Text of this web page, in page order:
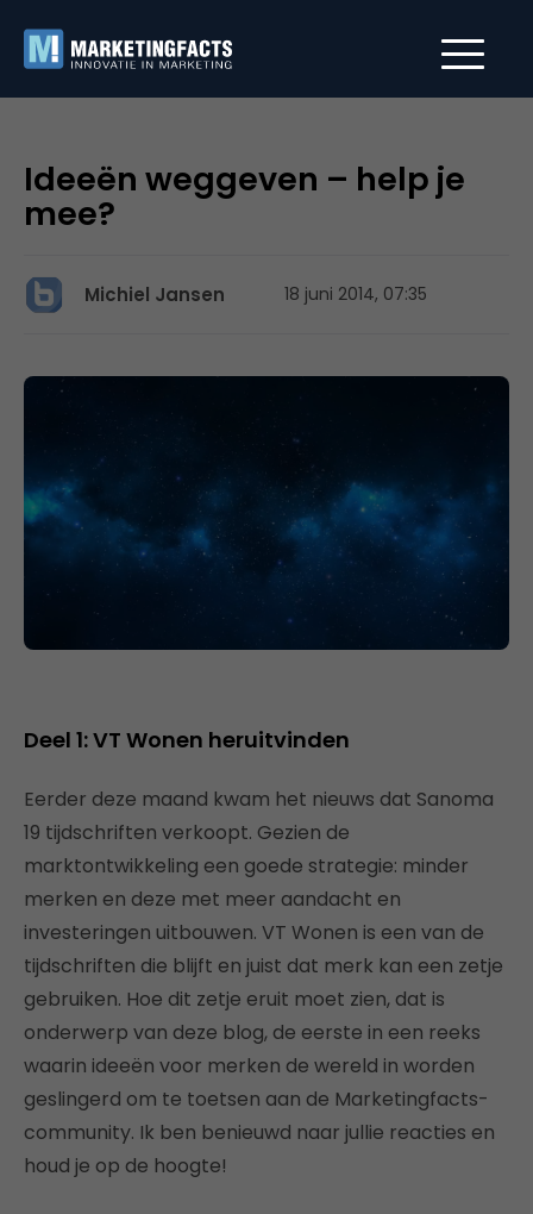
Ideeën weggeven – help je
mee?
Michiel Jansen 18 juni 2014, 07:35
Deel 1: VT Wonen heruitvinden
Eerder deze maand kwam het nieuws dat Sanoma
19 tijdschriften verkoopt. Gezien de
marktontwikkeling een goede strategie: minder
merken en deze met meer aandacht en
investeringen uitbouwen. VT Wonen is een van de
tijdschriften die blijft en juist dat merk kan een zetje
gebruiken. Hoe dit zetje eruit moet zien, dat is
onderwerp van deze blog, de eerste in een reeks
waarin ideeën voor merken de wereld in worden
geslingerd om te toetsen aan de Marketingfacts-
community. Ik ben benieuwd naar jullie reacties en
houd je op de hoogte!